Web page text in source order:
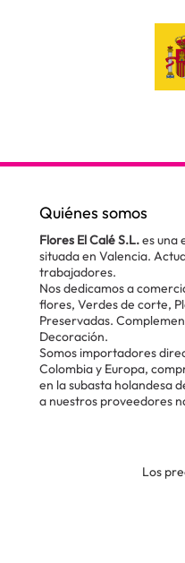
Quiénes somos
Flores El Calé S.L.es una
situada en Valencia.
trabajadores.
Nos dedicamos a
flores, Verdes de corte,
Preservadas.
Decoración.
Somos importadores
Colombia y Europa,
en la subasta holandesa
a nuestros proveedores
Los